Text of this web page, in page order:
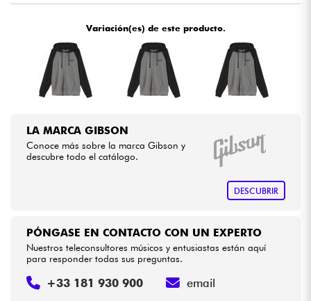
HiFi
Bundle
Variación(es) de este producto.
LA MARCA GIBSON
Conoce más sobre la marca Gibson y
descubre todo el catálogo.
DESCUBRIR
PÓNGASE EN CONTACTO CON UN EXPERTO
Nuestros teleconsultores músicos y entusiastas están aquí
para responder todas sus preguntas.
+33 181 930 900 email